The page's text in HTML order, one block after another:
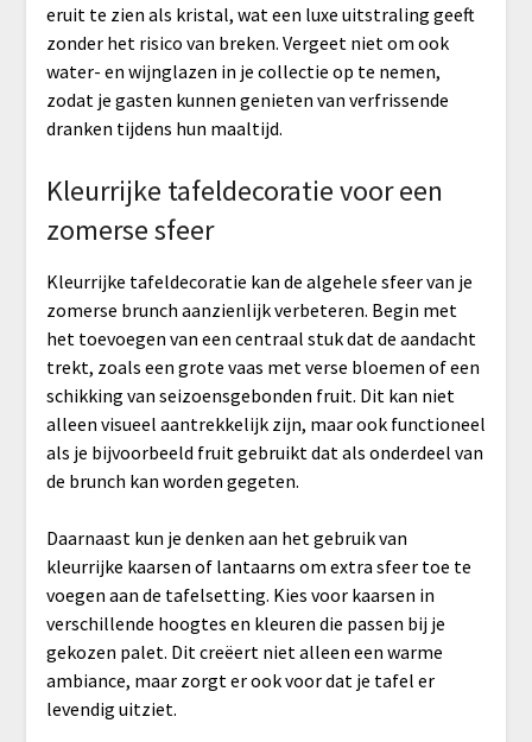
eruit te zien als kristal, wat een luxe uitstraling geeft
zonder het risico van breken. Vergeet niet om ook
water- en wijnglazen in je collectie op te nemen,
zodat je gasten kunnen genieten van verfrissende
dranken tijdens hun maaltijd.
Kleurrijke tafeldecoratie voor een
zomerse sfeer
Kleurrijke tafeldecoratie kan de algehele sfeer van je
zomerse brunch aanzienlijk verbeteren. Begin met
het toevoegen van een centraal stuk dat de aandacht
trekt, zoals een grote vaas met verse bloemen of een
schikking van seizoensgebonden fruit. Dit kan niet
alleen visueel aantrekkelijk zijn, maar ook functioneel
als je bijvoorbeeld fruit gebruikt dat als onderdeel van
de brunch kan worden gegeten.
Daarnaast kun je denken aan het gebruik van
kleurrijke kaarsen of lantaarns om extra sfeer toe te
voegen aan de tafelsetting. Kies voor kaarsen in
verschillende hoogtes en kleuren die passen bij je
gekozen palet. Dit creëert niet alleen een warme
ambiance, maar zorgt er ook voor dat je tafel er
levendig uitziet.